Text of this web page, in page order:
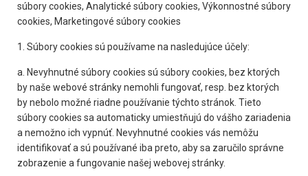
súbory cookies, Analytické súbory cookies, Výkonnostné súbory
cookies, Marketingové súbory cookies
1. Súbory cookies sú používame na nasledujúce účely:
a. Nevyhnutné súbory cookies sú súbory cookies, bez ktorých
by naše webové stránky nemohli fungovať, resp. bez ktorých
by nebolo možné riadne používanie týchto stránok. Tieto
súbory cookies sa automaticky umiestňujú do vášho zariadenia
a nemožno ich vypnúť. Nevyhnutné cookies vás nemôžu
identifikovať a sú používané iba preto, aby sa zaručilo správne
zobrazenie a fungovanie našej webovej stránky.